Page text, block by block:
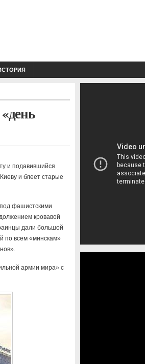
и подавившийся
и блеет старые
фашистскими
кровавой
дали большой
по всем «минскам»
армии мира» с